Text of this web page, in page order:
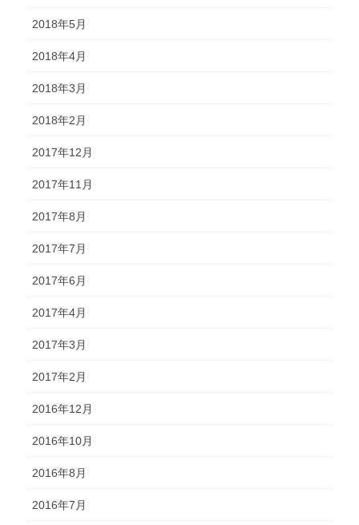
2018年5月
2018年4月
2018年3月
2018年2月
2017年12月
2017年11月
2017年8月
2017年7月
2017年6月
2017年4月
2017年3月
2017年2月
2016年12月
2016年10月
2016年8月
2016年7月